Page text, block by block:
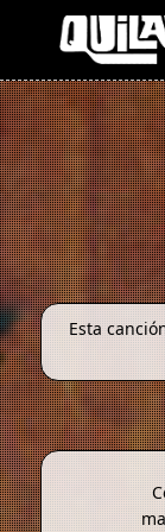
Esta